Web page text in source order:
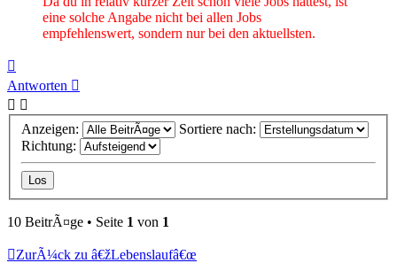
eine solche Angabe nicht bei allen Jobs
empfehlenswert, sondern nur bei den aktuellsten.
oben
Antworten
Anzeigen:
Sortiere nach:
Richtung:
10 BeitrÃ¤ge • Seite 1 von 1
ZurÃ¼ck zu â€žLebenslaufâ€œ